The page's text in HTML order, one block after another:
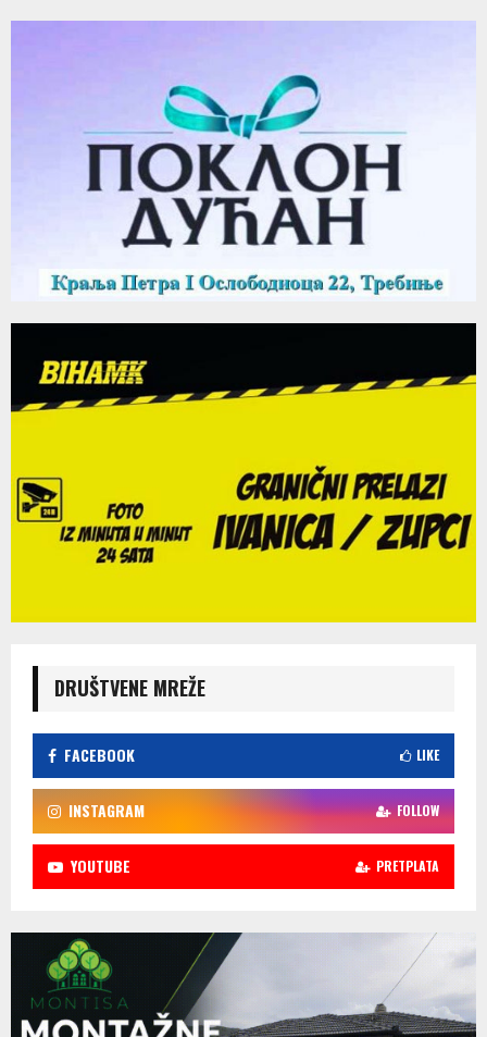
DRUŠTVENE MREŽE
FACEBOOK LIKE
INSTAGRAM FOLLOW
YOUTUBE PRETPLATA